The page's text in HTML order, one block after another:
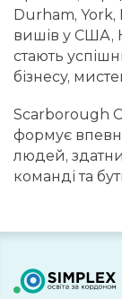
Durham,
вишів у США,
стають
бізнесу,
Scarborough
формує
людей,
команді та